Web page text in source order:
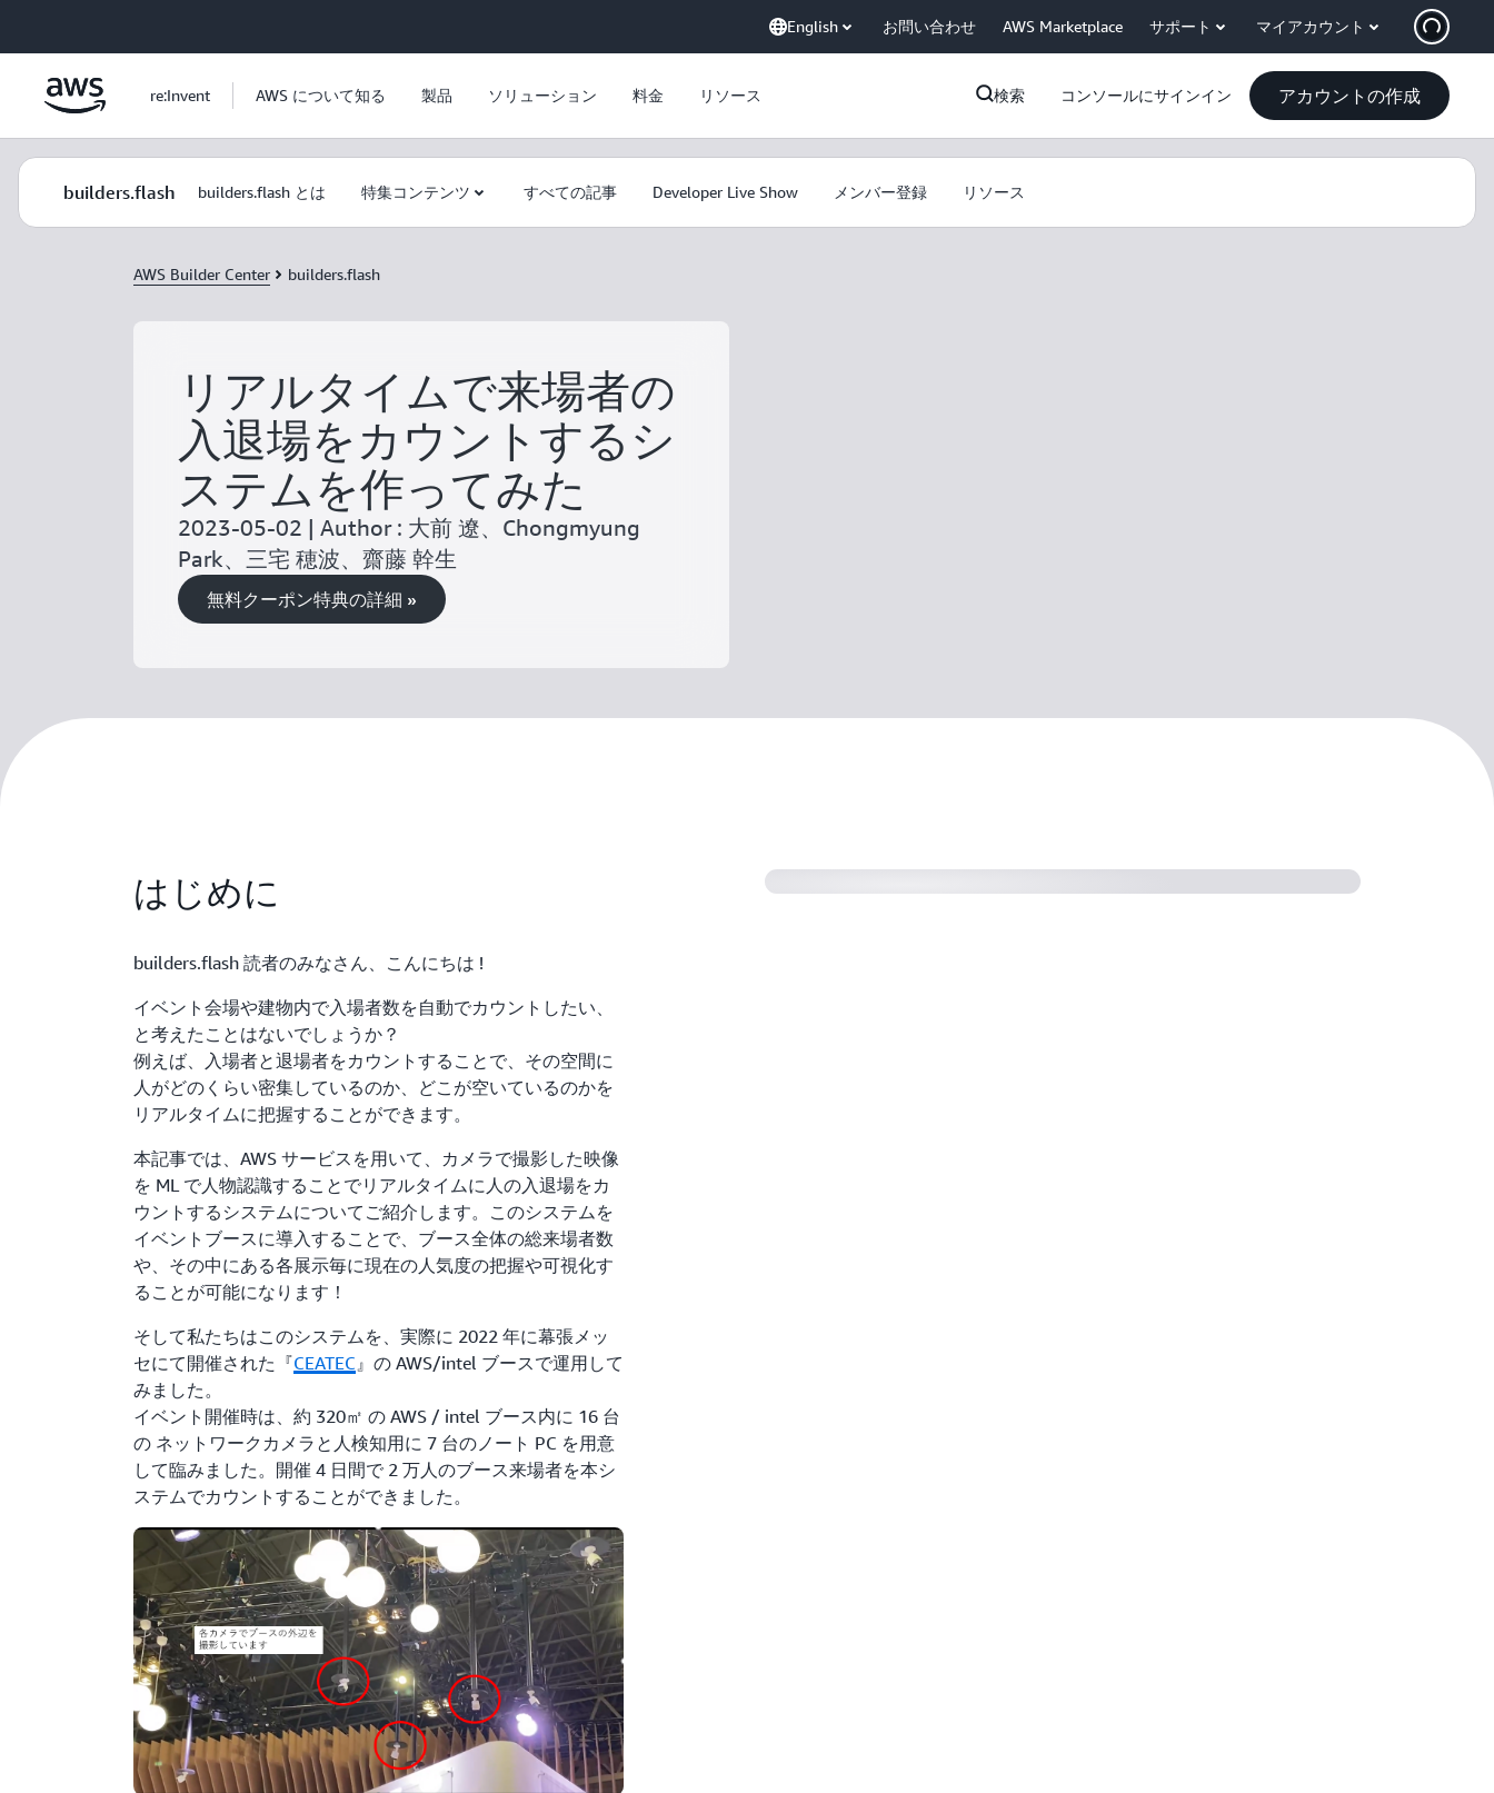
English お問い合わせ AWS Marketplace サポート マイアカウント
re:Invent AWS について知る 製品 ソリューション 料金 リソース 検索 コンソールにサインイン アカウントの作成
builders.flash builders.flash とは 特集コンテンツ すべての記事 Developer Live Show メンバー登録 リソース
AWS Builder Center builders.flash
リアルタイムで来場者の
入退場をカウントするシ
ステムを作ってみた
2023-05-02 | Author : 大前 遼、Chongmyung
Park、三宅 穂波、齋藤 幹生
無料クーポン特典の詳細 »
はじめに
builders.flash 読者のみなさん、こんにちは !
イベント会場や建物内で入場者数を自動でカウントしたい、
と考えたことはないでしょうか？
例えば、入場者と退場者をカウントすることで、その空間に
人がどのくらい密集しているのか、どこが空いているのかを
リアルタイムに把握することができます。
本記事では、AWS サービスを用いて、カメラで撮影した映像
を ML で人物認識することでリアルタイムに人の入退場をカ
ウントするシステムについてご紹介します。このシステムを
イベントブースに導入することで、ブース全体の総来場者数
や、その中にある各展示毎に現在の人気度の把握や可視化す
ることが可能になります！
そして私たちはこのシステムを、実際に 2022 年に幕張メッ
セにて開催された『CEATEC』の AWS/intel ブースで運用して
みました。
イベント開催時は、約 320㎡ の AWS / intel ブース内に 16 台
の ネットワークカメラと人検知用に 7 台のノート PC を用意
して臨みました。開催 4 日間で 2 万人のブース来場者を本シ
ステムでカウントすることができました。